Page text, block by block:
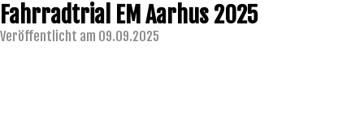
Fahrradtrial EM Aarhus 2025
Veröffentlicht am 09.09.2025